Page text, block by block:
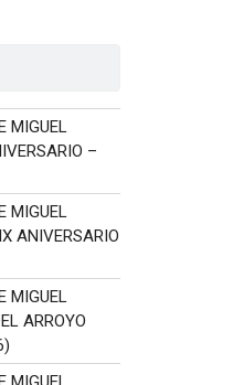
MIGUEL
–
MIGUEL
ANIVERSARIO
MIGUEL
ARROYO